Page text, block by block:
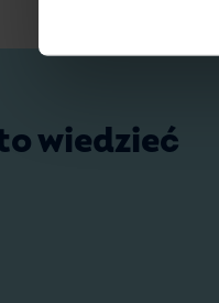
wiedzieć